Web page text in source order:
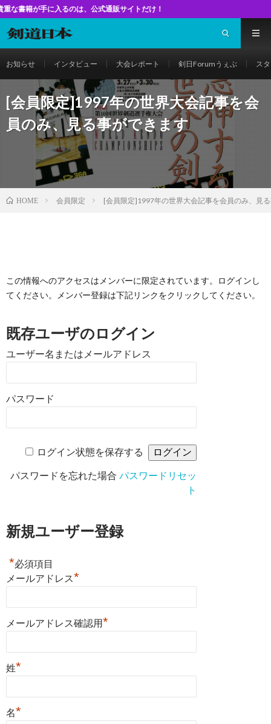
のは、公式通販サイトだけ！
お知らせ インタビュー 大会レポート 剣日Forumうぇぶ ス
[会員限定]1997年の世界大会記事を会
員のみ、見る事ができます
HOME 会員限定 [会員限定]1997年の世界大会記事を会員のみ、見
この情報へのアクセスはメンバーに限定されています。ログインし
てください。メンバー登録は下記リンクをクリックしてください。
既存ユーザのログイン
ユーザー名またはメールアドレス
パスワード
ログイン状態を保存する
パスワードを忘れた場合 パスワードリセッ
ト
新規ユーザー登録
*必須項目
メールアドレス*
メールアドレス確認用*
姓*
名*